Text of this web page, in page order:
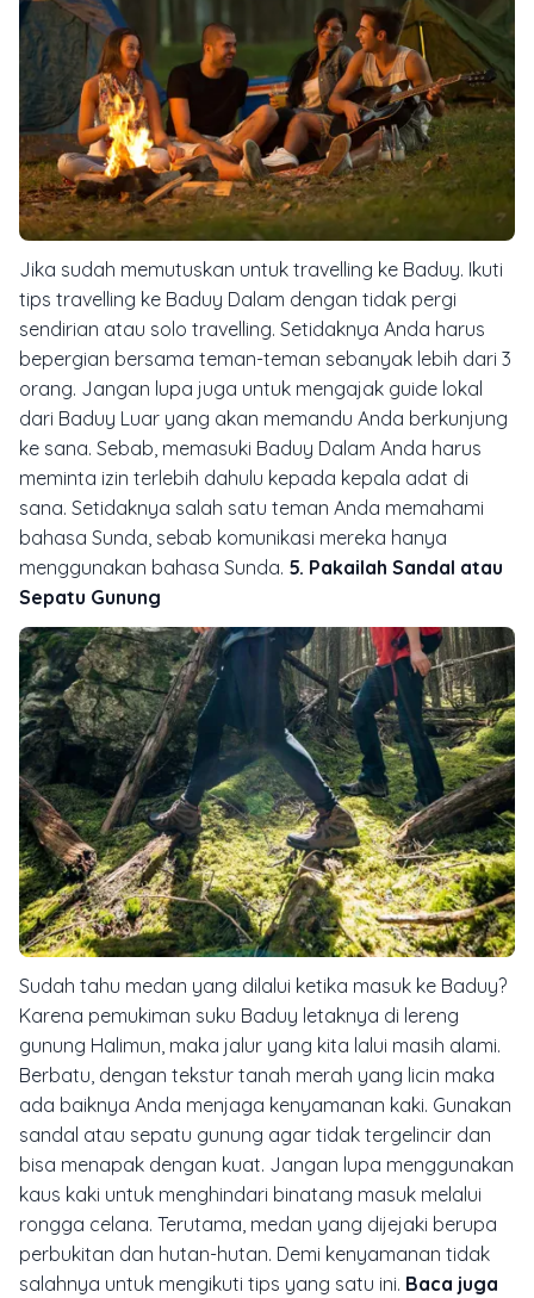
Jika sudah memutuskan untuk travelling ke Baduy. Ikuti
tips travelling ke Baduy Dalam dengan tidak pergi
sendirian atau solo travelling. Setidaknya Anda harus
bepergian bersama teman-teman sebanyak lebih dari 3
orang. Jangan lupa juga untuk mengajak guide lokal
dari Baduy Luar yang akan memandu Anda berkunjung
ke sana. Sebab, memasuki Baduy Dalam Anda harus
meminta izin terlebih dahulu kepada kepala adat di
sana. Setidaknya salah satu teman Anda memahami
bahasa Sunda, sebab komunikasi mereka hanya
menggunakan bahasa Sunda. 5. Pakailah Sandal atau
Sepatu Gunung
Sudah tahu medan yang dilalui ketika masuk ke Baduy?
Karena pemukiman suku Baduy letaknya di lereng
gunung Halimun, maka jalur yang kita lalui masih alami.
Berbatu, dengan tekstur tanah merah yang licin maka
ada baiknya Anda menjaga kenyamanan kaki. Gunakan
sandal atau sepatu gunung agar tidak tergelincir dan
bisa menapak dengan kuat. Jangan lupa menggunakan
kaus kaki untuk menghindari binatang masuk melalui
rongga celana. Terutama, medan yang dijejaki berupa
perbukitan dan hutan-hutan. Demi kenyamanan tidak
salahnya untuk mengikuti tips yang satu ini. Baca juga